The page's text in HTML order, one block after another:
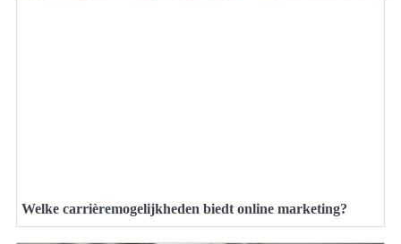
Welke carrièremogelijkheden biedt online marketing?